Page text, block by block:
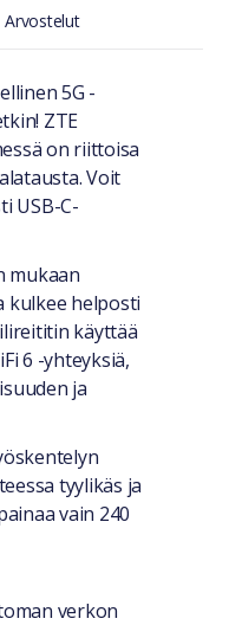
Arvostelut
5G -
ZTE
on riittoisa
Voit
USB-C-
mukaan
kulkee helposti
käyttää
6 -yhteyksiä,
ja
tyylikäs ja
vain 240
verkon